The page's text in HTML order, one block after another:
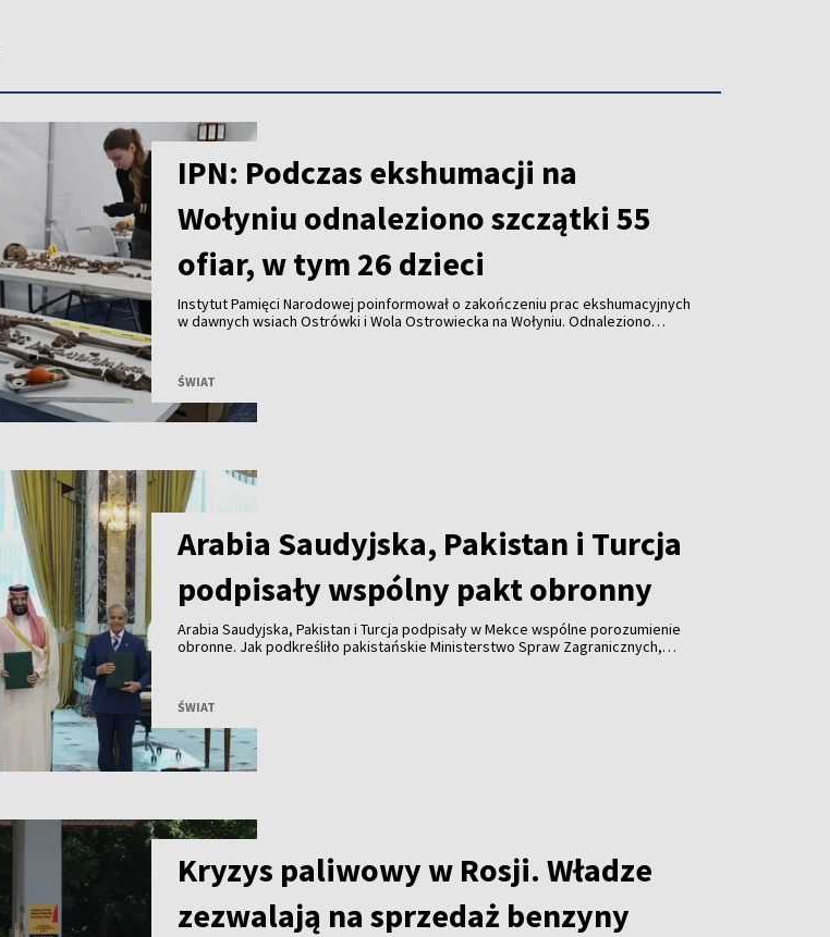
IPN: Podczas ekshumacji na
Wołyniu odnaleziono szczątki 55
ofiar, w tym 26 dzieci
Instytut Pamięci Narodowej poinformował o zakończeniu prac ekshumacyjnych
w dawnych wsiach Ostrówki i Wola Ostrowiecka na Wołyniu. Odnaleziono
ŚWIAT
Arabia Saudyjska, Pakistan i Turcja
podpisały wspólny pakt obronny
Arabia Saudyjska, Pakistan i Turcja podpisały w Mekce wspólne porozumienie
obronne. Jak podkreśliło pakistańskie Ministerstwo Spraw Zagranicznych,
ŚWIAT
Kryzys paliwowy w Rosji. Władze
zezwalają na sprzedaż benzyny